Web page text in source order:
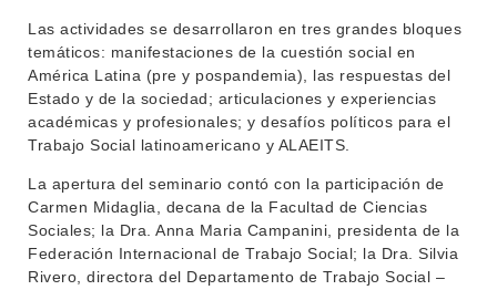
EXTENSIÓN
SERVICIOS
LLAMADOS
NOTICIAS
CONTACTO
EDUCACIÓN PERMANENTE
MOVILIDAD ACADÉMICA
BIBLIOTECA
Las actividades se desarrollaron en tres grandes bloques
temáticos: manifestaciones de la cuestión social en
América Latina (pre y pospandemia), las respuestas del
Estado y de la sociedad; articulaciones y experiencias
académicas y profesionales; y desafíos políticos para el
Trabajo Social latinoamericano y ALAEITS.
La apertura del seminario contó con la participación de
Carmen Midaglia, decana de la Facultad de Ciencias
Sociales; la Dra. Anna Maria Campanini, presidenta de la
Federación Internacional de Trabajo Social; la Dra. Silvia
Rivero, directora del Departamento de Trabajo Social –